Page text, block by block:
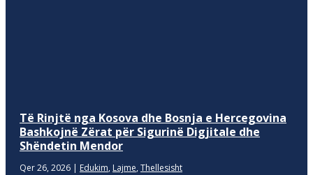
Të Rinjtë nga Kosova dhe Bosnja e Hercegovina
Bashkojnë Zërat për Sigurinë Digjitale dhe
Shëndetin Mendor
Qer 26, 2026 | Edukim, Lajme, Thellesisht